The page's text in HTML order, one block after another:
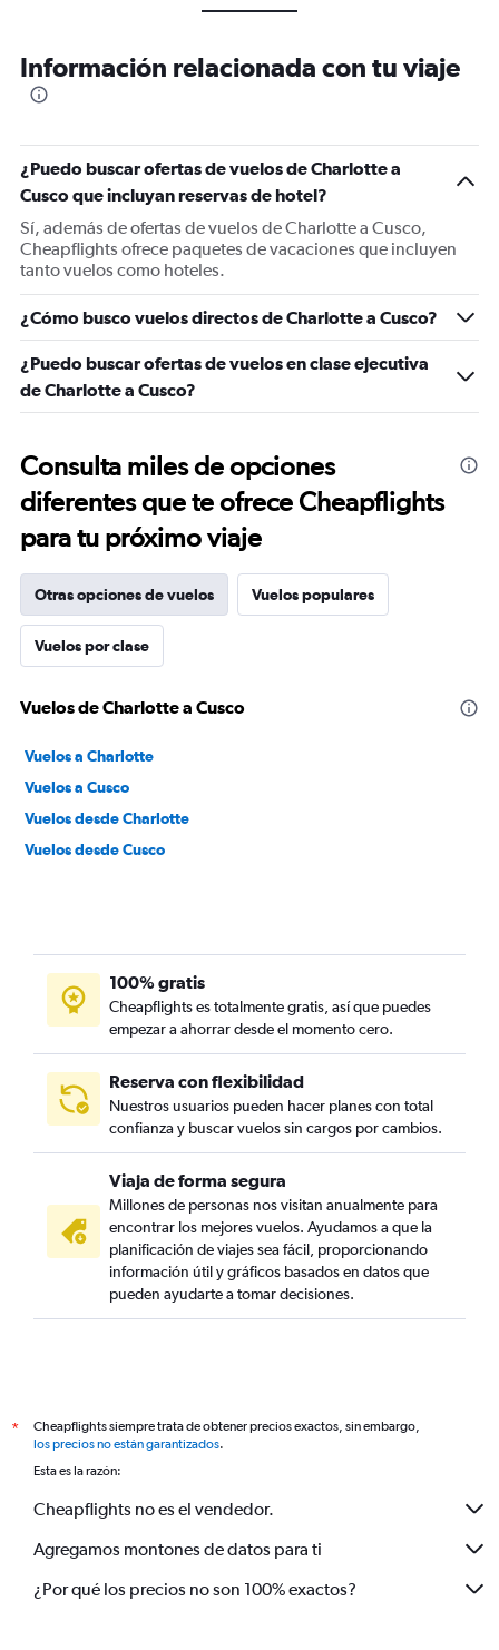
Información relacionada con tu viaje
¿Puedo buscar ofertas de vuelos de Charlotte a
Cusco que incluyan reservas de hotel?
Sí, además de ofertas de vuelos de Charlotte a Cusco,
Cheapflights ofrece paquetes de vacaciones que incluyen
tanto vuelos como hoteles.
¿Cómo busco vuelos directos de Charlotte a Cusco?
¿Puedo buscar ofertas de vuelos en clase ejecutiva
de Charlotte a Cusco?
Consulta miles de opciones
diferentes que te ofrece Cheapflights
para tu próximo viaje
Otras opciones de vuelos Vuelos populares
Vuelos por clase
Vuelos de Charlotte a Cusco
Vuelos a Charlotte
Vuelos a Cusco
Vuelos desde Charlotte
Vuelos desde Cusco
100% gratis
Cheapflights es totalmente gratis, así que puedes
empezar a ahorrar desde el momento cero.
Reserva con flexibilidad
Nuestros usuarios pueden hacer planes con total
confianza y buscar vuelos sin cargos por cambios.
Viaja de forma segura
Millones de personas nos visitan anualmente para
encontrar los mejores vuelos. Ayudamos a que la
planificación de viajes sea fácil, proporcionando
información útil y gráficos basados en datos que
pueden ayudarte a tomar decisiones.
*
Cheapflights siempre trata de obtener precios exactos, sin embargo,
los precios no están garantizados.
Esta es la razón:
Cheapflights no es el vendedor.
Agregamos montones de datos para ti
¿Por qué los precios no son 100% exactos?